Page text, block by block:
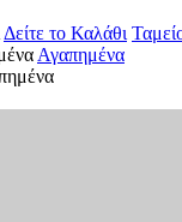
Δείτε το Καλάθι
Αγαπημένα